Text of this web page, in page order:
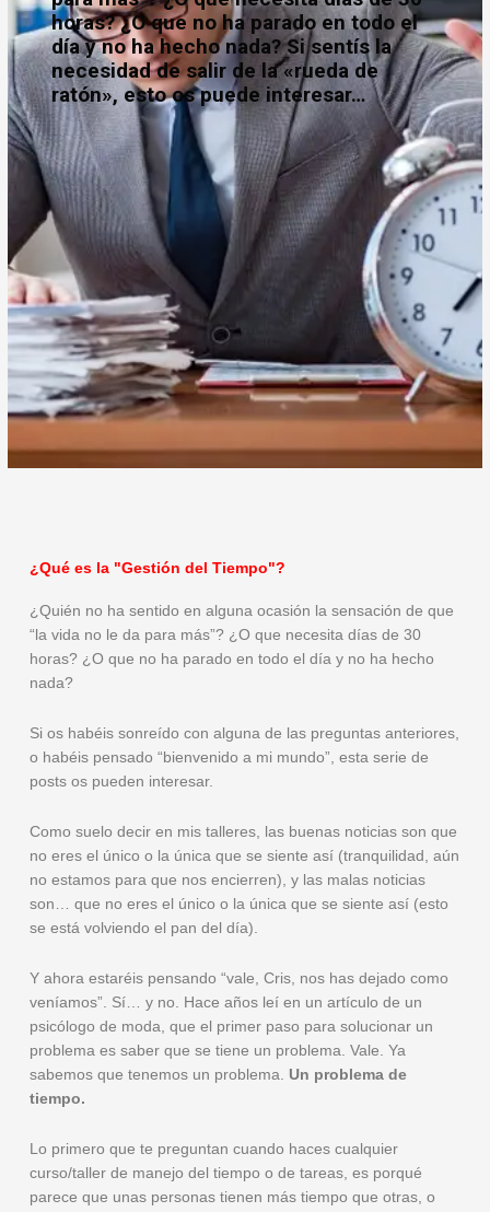
horas? ¿O que no ha parado en todo el
díay no ha hecho nada? Si sentís la
necesidad de salir de la «rueda de
ratón», esto os puede interesar…
¿Qué es la "Gestión del Tiempo"?
¿Quién no ha sentido en alguna ocasión la sensación de que
“la vida no le da para más”? ¿O que necesita días de 30
horas? ¿O que no ha parado en todo el día y no ha hecho
nada?
Si os habéis sonreído con alguna de las preguntas anteriores,
o habéis pensado “bienvenido a mi mundo”, esta serie de
posts os pueden interesar.
Como suelo decir en mis talleres, las buenas noticias son que
no eres el único o la única que se siente así (tranquilidad, aún
no estamos para que nos encierren), y las malas noticias
son… que no eres el único o la única que se siente así (esto
se está volviendo el pan del día).
Y ahora estaréis pensando “vale, Cris, nos has dejado como
veníamos”. Sí… y no. Hace años leí en un artículo de un
psicólogo de moda, que el primer paso para solucionar un
problema es saber que se tiene un problema. Vale. Ya
sabemos que tenemos un problema. Un problema de
tiempo.
Lo primero que te preguntan cuando haces cualquier
curso/taller de manejo del tiempo o de tareas, es porqué
parece que unas personas tienen más tiempo que otras, o